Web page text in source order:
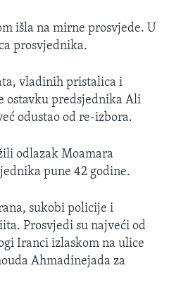
išla na mirne prosvjede. U
prosvjednika.
vladinih pristalica i
ostavku predsjednika Ali
odustao od re-izbora.
odlazak Moamara
pune 42 godine.
sukobi policije i
Prosvjedi su najveći od
Iranci izlaskom na ulice
Ahmadinejada za